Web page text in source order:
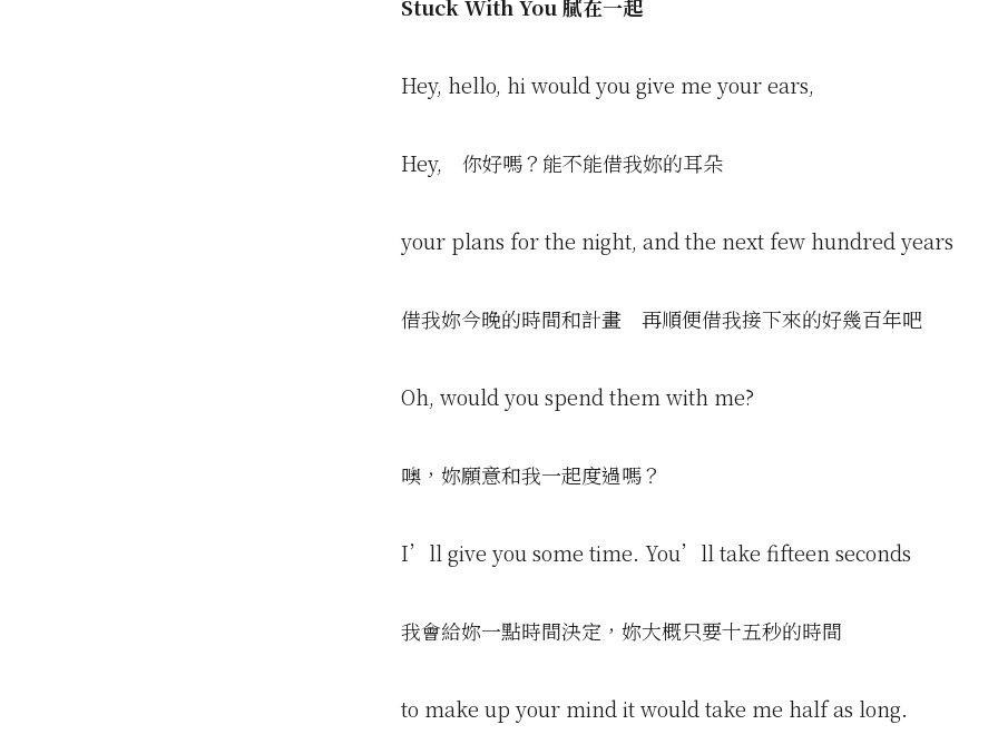
Stuck With You 膩在一起
Hey, hello, hi would you give me your ears,
Hey, 你好嗎？能不能借我妳的耳朵
your plans for the night, and the next few hundred years
借我妳今晚的時間和計畫 再順便借我接下來的好幾百年吧
Oh, would you spend them with me?
噢，妳願意和我一起度過嗎？
I’ll give you some time. You’ll take fifteen seconds
我會給妳一點時間決定，妳大概只要十五秒的時間
to make up your mind it would take me half as long.